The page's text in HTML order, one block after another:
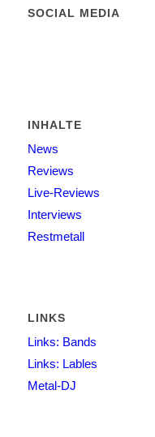
SOCIAL MEDIA
INHALTE
News
Reviews
Live-Reviews
Interviews
Restmetall
LINKS
Links: Bands
Links: Lables
Metal-DJ